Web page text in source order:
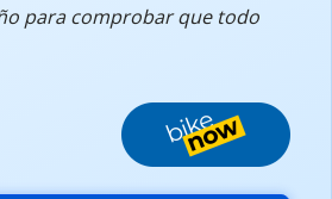
para comprobar que todo